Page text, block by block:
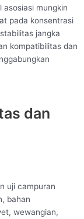
mungkin
pada konsentrasi
jangka
kompatibilitas dan
dan
uji campuran
bahan
wewangian,